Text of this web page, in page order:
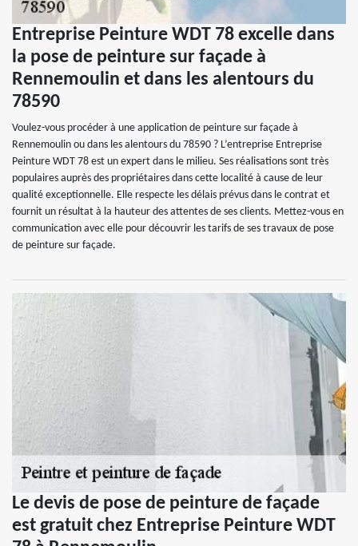
Entreprise Peinture WDT 78 excelle dans
la pose de peinture sur façade à
Rennemoulin et dans les alentours du
78590
Voulez-vous procéder à une application de peinture sur façade à
Rennemoulin ou dans les alentours du 78590 ? L’entreprise Entreprise
Peinture WDT 78 est un expert dans le milieu. Ses réalisations sont très
populaires auprès des propriétaires dans cette localité à cause de leur
qualité exceptionnelle. Elle respecte les délais prévus dans le contrat et
fournit un résultat à la hauteur des attentes de ses clients. Mettez-vous en
communication avec elle pour découvrir les tarifs de ses travaux de pose
de peinture sur façade.
Le devis de pose de peinture de façade
est gratuit chez Entreprise Peinture WDT